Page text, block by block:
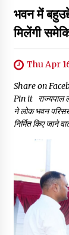
भवन में
मिलेंगी
Thu Apr
Share on
Pin it राज्यपाल
ने लोक भवन
निर्मित किए जाने